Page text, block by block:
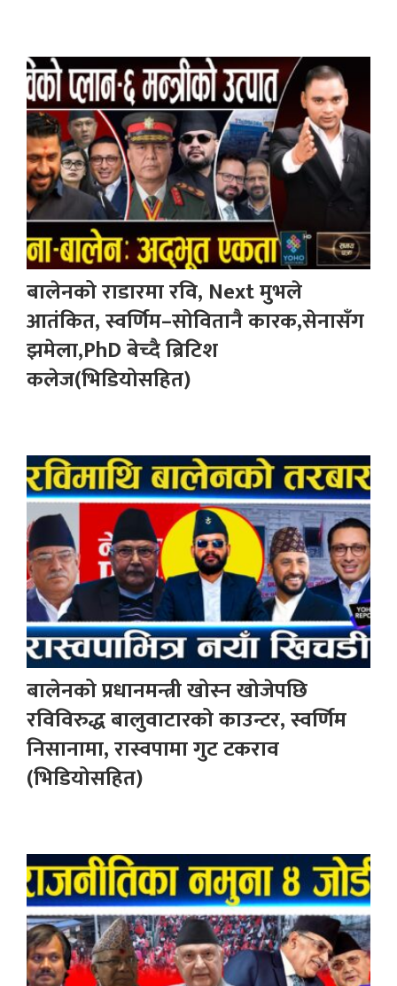
बालेनको राडारमा रवि, Next मुभले
आतंकित, स्वर्णिम–सोवितानै कारक,सेनासँग
झमेला,PhD बेच्दै ब्रिटिश
कलेज(भिडियोसहित)
बालेनको प्रधानमन्त्री खोस्न खोजेपछि
रविविरुद्ध बालुवाटारको काउन्टर, स्वर्णिम
निसानामा, रास्वपामा गुट टकराव
(भिडियोसहित)